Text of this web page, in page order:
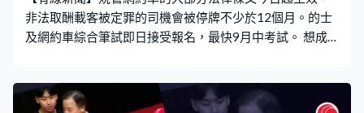
小的桶，現在變成裝滿水的大
非法取酬載客被定罪的司機會被停牌不少於12個月。的士
及網約車綜合筆試即日接受報名，最快9月中考試。 想成
多，包含兩部分，甲部有30題關於的士及網約車營運，不